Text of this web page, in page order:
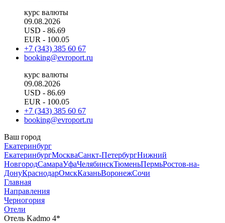
курс валюты
09.08.2026
USD - 86.69
EUR - 100.05
+7 (343) 385 60 67
booking@evroport.ru
курс валюты
09.08.2026
USD - 86.69
EUR - 100.05
+7 (343) 385 60 67
booking@evroport.ru
Ваш город
Екатеринбург
ЕкатеринбургМоскваСанкт-ПетербургНижний
НовгородСамараУфаЧелябинскТюменьПермьРостов-на-
ДонуКраснодарОмскКазаньВоронежСочи
Главная
Направления
Черногория
Отели
Отель Kadmo 4*